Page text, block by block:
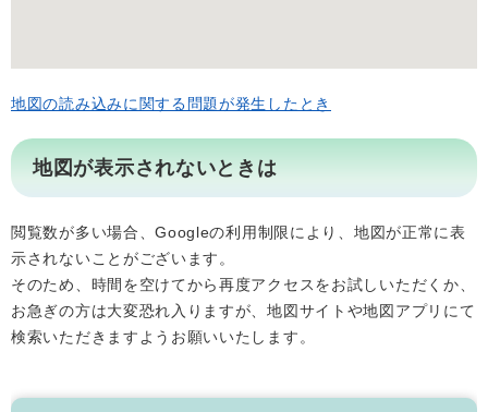
地図の読み込みに関する問題が発生したとき
地図が表示されないときは
閲覧数が多い場合、Googleの利用制限により、地図が正常に表
示されないことがございます。
そのため、時間を空けてから再度アクセスをお試しいただくか、
お急ぎの方は大変恐れ入りますが、地図サイトや地図アプリにて
検索いただきますようお願いいたします。